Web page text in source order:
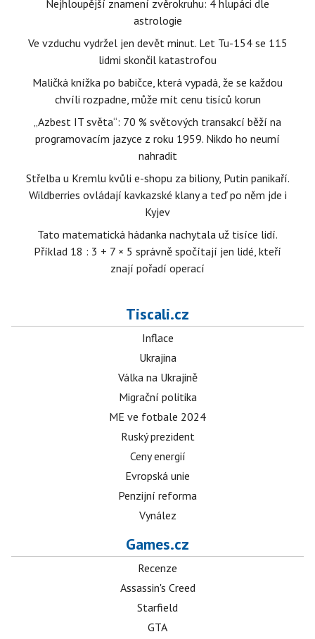
Nejhloupější znamení zvěrokruhu: 4 hlupáci dle
astrologie
Ve vzduchu vydržel jen devět minut. Let Tu-154 se 115
lidmi skončil katastrofou
Maličká knížka po babičce, která vypadá, že se každou
chvíli rozpadne, může mít cenu tisíců korun
„Azbest IT světa“: 70 % světových transakcí běží na
programovacím jazyce z roku 1959. Nikdo ho neumí
nahradit
Střelba u Kremlu kvůli e-shopu za biliony, Putin panikaří.
Wildberries ovládají kavkazské klany a teď po něm jde i
Kyjev
Tato matematická hádanka nachytala už tisíce lidí.
Příklad 18 : 3 + 7 × 5 správně spočítají jen lidé, kteří
znají pořadí operací
Tiscali.cz
Inflace
Ukrajina
Válka na Ukrajině
Migrační politika
ME ve fotbale 2024
Ruský prezident
Ceny energií
Evropská unie
Penzijní reforma
Vynález
Games.cz
Recenze
Assassin's Creed
Starfield
GTA